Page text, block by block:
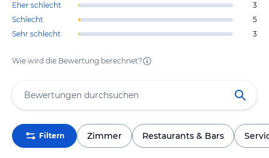
Eher schlecht
3
Schlecht
5
Sehr schlecht
3
Wie wird die Bewertung berechnet?
Filtern Zimmer Restaurants & Bars